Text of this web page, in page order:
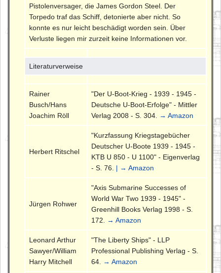
Pistolenversager, die James Gordon Steel. Der
Torpedo traf das Schiff, detonierte aber nicht. So
konnte es nur leicht beschädigt worden sein. Über
Verluste liegen mir zurzeit keine Informationen vor.
Literaturverweise
Rainer
Busch/Hans
Joachim Röll
"Der U-Boot-Krieg - 1939 - 1945 -
Deutsche U-Boot-Erfolge" - Mittler
Verlag 2008 - S. 304.
→ Amazon
Herbert Ritschel
"Kurzfassung Kriegstagebücher
Deutscher U-Boote 1939 - 1945 -
KTB U 850 - U 1100" - Eigenverlag
- S. 76. | → Amazon
Jürgen Rohwer
"Axis Submarine Successes of
World War Two 1939 - 1945" -
Greenhill Books Verlag 1998 - S.
172.
→ Amazon
Leonard Arthur
Sawyer/William
Harry Mitchell
"The Liberty Ships" - LLP
Professional Publishing Verlag - S.
64.
→ Amazon